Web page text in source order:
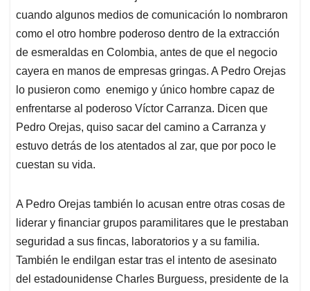
cuando algunos medios de comunicación lo nombraron
como el otro hombre poderoso dentro de la extracción
de esmeraldas en Colombia, antes de que el negocio
cayera en manos de empresas gringas. A Pedro Orejas
lo pusieron como enemigo y único hombre capaz de
enfrentarse al poderoso Víctor Carranza. Dicen que
Pedro Orejas, quiso sacar del camino a Carranza y
estuvo detrás de los atentados al zar, que por poco le
cuestan su vida.
A Pedro Orejas también lo acusan entre otras cosas de
liderar y financiar grupos paramilitares que le prestaban
seguridad a sus fincas, laboratorios y a su familia.
También le endilgan estar tras el intento de asesinato
del estadounidense Charles Burguess, presidente de la